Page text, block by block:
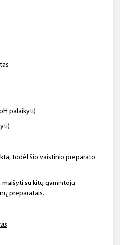
palaikyti)
todėl šio vaistinio preparato
maišyti su kitų gamintojų
preparatais.